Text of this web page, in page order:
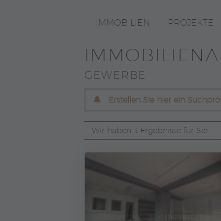
IMMOBILIEN PROJEKTE
GEWERBE
Erstellen Sie hier ein
Wir haben 3 Ergebnisse für Sie